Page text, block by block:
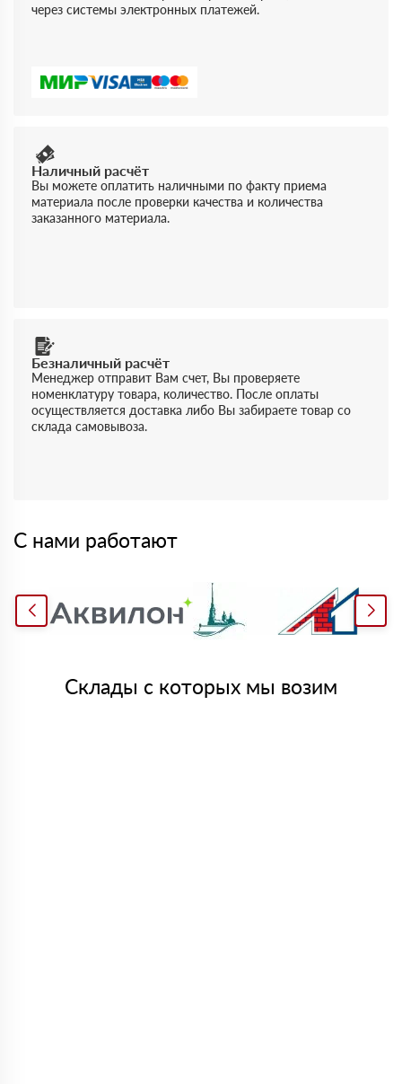
через системы электронных платежей.
Наличный расчёт
Вы можете оплатить наличными по факту приема
материала после проверки качества и количества
заказанного материала.
Безналичный расчёт
Менеджер отправит Вам счет, Вы проверяете
номенклатуру товара, количество. После оплаты
осуществляется доставка либо Вы забираете товар со
склада самовывоза.
С нами работают
Склады с которых мы возим